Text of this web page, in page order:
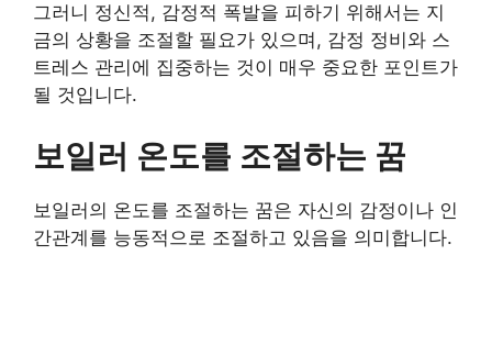
그러니 정신적, 감정적 폭발을 피하기 위해서는 지
금의 상황을 조절할 필요가 있으며, 감정 정비와 스
트레스 관리에 집중하는 것이 매우 중요한 포인트가
될 것입니다.
보일러 온도를 조절하는 꿈
보일러의 온도를 조절하는 꿈은 자신의 감정이나 인
간관계를 능동적으로 조절하고 있음을 의미합니다.